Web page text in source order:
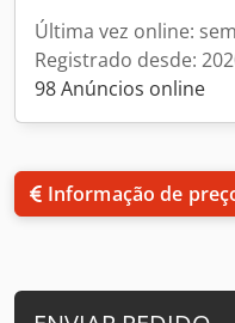
Última vez online:
Registrado desde:
98 Anúncios online
Informação de